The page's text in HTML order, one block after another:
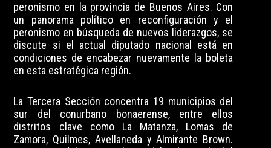
peronismo en la provincia de Buenos Aires. Con
un panorama político en reconfiguración y el
peronismo en búsqueda de nuevos liderazgos, se
discute si el actual diputado nacional está en
condiciones de encabezar nuevamente la boleta
en esta estratégica región.
La Tercera Sección concentra 19 municipios del
sur del conurbano bonaerense, entre ellos
distritos clave como La Matanza, Lomas de
Zamora, Quilmes, Avellaneda y Almirante Brown.